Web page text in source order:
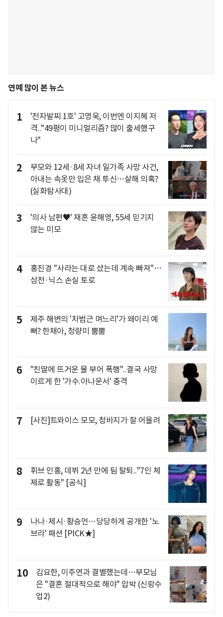
연예 많이 본 뉴스
1
'전자발찌 1호' 고영욱, 이번엔 이지혜 저
격.."49평이 미니멀리즘? 많이 출세했구
나"
2
부모와 12세·8세 자녀 일가족 사망 사건,
아내는 속옷만 입은 채 투신…살해 의혹?
(실화탐사대)
3
'의사 남편♥' 재혼 윤해영, 55세 믿기지
않는 미모
4
홍진경 "사라는 대로 샀는데 계속 빠져"…
삼전·닉스 손실 토로
5
제주 해변의 '차범근 며느리'가 왜이리 예
뻐? 한채아, 청량미 뿜뿜
6
"친딸에 뜨거운 물 부어 폭행"..결국 사망
이르게 한 '가수.아나운서' 충격
7 [사진]트와이스 모모, 청바지가 잘 어울려
8
휘브 인홍, 데뷔 2년 만에 팀 탈퇴.."7인 체
제로 활동" [공식]
9
나나·제시·황승언…당당하게 공개한 '노
브라' 패션 [PICK★]
10
김요한, 이주연과 결별했는데…부모님
은 "결혼 절대적으로 해야" 압박 (신랑수
업2)